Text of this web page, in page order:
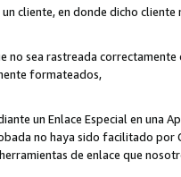
cliente, en donde dicho
no sea rastreada
formateados,
un Enlace Especial en una
no haya sido facilitado
de enlace que